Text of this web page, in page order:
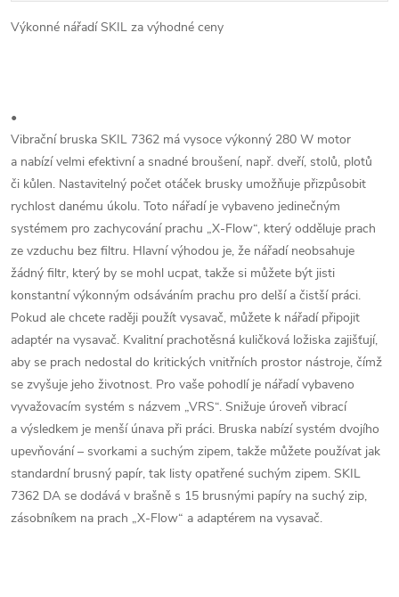
Výkonné nářadí SKIL za výhodné ceny
•
Vibrační bruska SKIL 7362 má vysoce výkonný 280 W motor
a nabízí velmi efektivní a snadné broušení, např. dveří, stolů, plotů
či kůlen. Nastavitelný počet otáček brusky umožňuje přizpůsobit
rychlost danému úkolu. Toto nářadí je vybaveno jedinečným
systémem pro zachycování prachu „X-Flow“, který odděluje prach
ze vzduchu bez filtru. Hlavní výhodou je, že nářadí neobsahuje
žádný filtr, který by se mohl ucpat, takže si můžete být jisti
konstantní výkonným odsáváním prachu pro delší a čistší práci.
Pokud ale chcete raději použít vysavač, můžete k nářadí připojit
adaptér na vysavač. Kvalitní prachotěsná kuličková ložiska zajišťují,
aby se prach nedostal do kritických vnitřních prostor nástroje, čímž
se zvyšuje jeho životnost. Pro vaše pohodlí je nářadí vybaveno
vyvažovacím systém s názvem „VRS“. Snižuje úroveň vibrací
a výsledkem je menší únava při práci. Bruska nabízí systém dvojího
upevňování – svorkami a suchým zipem, takže můžete používat jak
standardní brusný papír, tak listy opatřené suchým zipem. SKIL
7362 DA se dodává v brašně s 15 brusnými papíry na suchý zip,
zásobníkem na prach „X-Flow“ a adaptérem na vysavač.